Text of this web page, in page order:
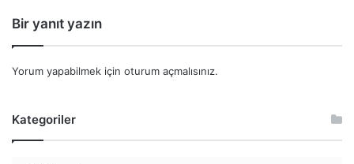
Bir yanıt yazın
Yorum yapabilmek için oturum açmalısınız.
Kategoriler